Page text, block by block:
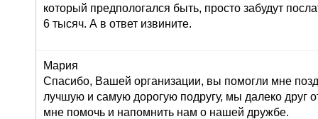
который предпологался быть, просто забудут
6 тысяч. А в ответ извините.
Мария
Спасибо, Вашей организации, вы помогли мне
лучшую и самую дорогую подругу, мы далеко друг
мне помочь и напомнить нам о нашей дружбе.